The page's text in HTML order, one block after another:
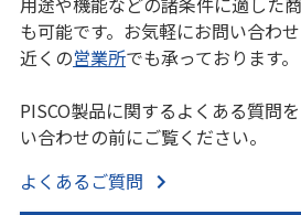
も可能です。お気軽にお問い合わせ
近くの営業所でも承っております。
PISCO製品に関するよくある質問
い合わせの前にご覧ください。
よくあるご質問